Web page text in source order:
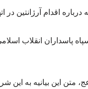
پاسداران انقلاب
متن این بیانیه به این